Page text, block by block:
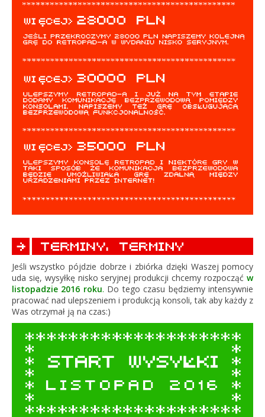
Jeśli wszystko pójdzie dobrze i zbiórka dzięki Waszej pomocy
uda się, wysyłkę nisko seryjnej produkcji chcemy rozpocząćw
listopadzie 2016 roku. Do tego czasu będziemy intensywnie
pracować nad ulepszeniem i produkcją konsoli, tak aby każdy z
Was otrzymał ją na czas:)